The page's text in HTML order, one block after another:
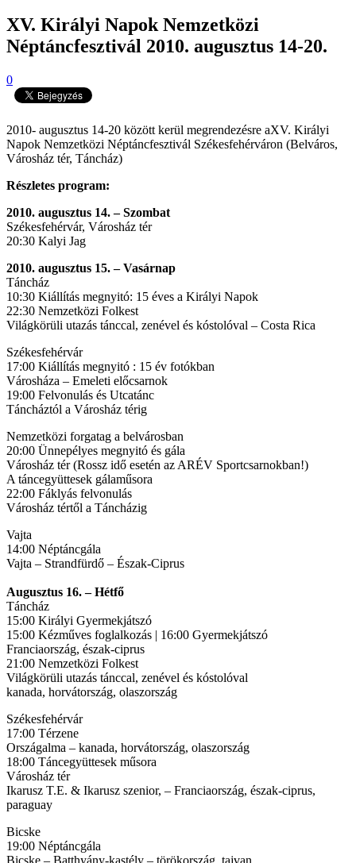
XV. Királyi Napok Nemzetközi
Néptáncfesztivál 2010. augusztus 14-20.
0
2010- augusztus 14-20 között kerül megrendezésre aXV. Királyi
Napok Nemzetközi Néptáncfesztivál Székesfehérváron (Belváros,
Városház tér, Táncház)
Részletes program:
2010. augusztus 14. – Szombat
Székesfehérvár, Városház tér
20:30 Kalyi Jag
2010. augusztus 15. – Vasárnap
Táncház
10:30 Kiállítás megnyitó: 15 éves a Királyi Napok
22:30 Nemzetközi Folkest
Világkörüli utazás tánccal, zenével és kóstolóval – Costa Rica
Székesfehérvár
17:00 Kiállítás megnyitó : 15 év fotókban
Városháza – Emeleti előcsarnok
19:00 Felvonulás és Utcatánc
Táncháztól a Városház térig
Nemzetközi forgatag a belvárosban
20:00 Ünnepélyes megnyitó és gála
Városház tér (Rossz idő esetén az ARÉV Sportcsarnokban!)
A táncegyüttesek gálaműsora
22:00 Fáklyás felvonulás
Városház tértől a Táncházig
Vajta
14:00 Néptáncgála
Vajta – Strandfürdő – Észak-Ciprus
Augusztus 16. – Hétfő
Táncház
15:00 Királyi Gyermekjátszó
15:00 Kézműves foglalkozás | 16:00 Gyermekjátszó
Franciaország, észak-ciprus
21:00 Nemzetközi Folkest
Világkörüli utazás tánccal, zenével és kóstolóval
kanada, horvátország, olaszország
Székesfehérvár
17:00 Térzene
Országalma – kanada, horvátország, olaszország
18:00 Táncegyüttesek műsora
Városház tér
Ikarusz T.E. & Ikarusz szenior, – Franciaország, észak-ciprus,
paraguay
Bicske
19:00 Néptáncgála
Bicske – Batthyány-kastély – törökország, tajvan